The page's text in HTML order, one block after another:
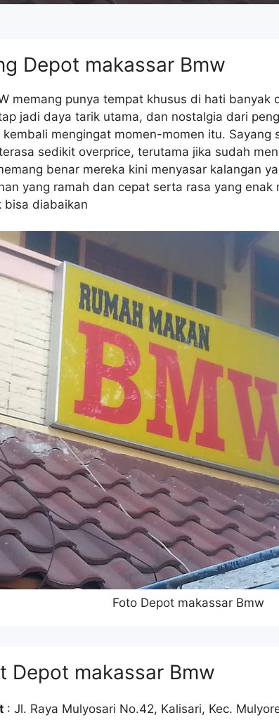
Depot makassar Bmw
memang punya tempat khusus di hati banyak
jadi daya tarik utama, dan nostalgia dari
mengingat momen-momen itu. Sayang
sedikit overprice, terutama jika sudah
benar mereka kini menyasar kalangan
yang ramah dan cepat serta rasa yang enak
bisa diabaikan
Foto Depot makassar Bmw
Depot makassar Bmw
: Jl. Raya Mulyosari No.42, Kalisari, Kec.